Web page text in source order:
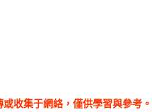
收集于網絡，僅供學習與參考。